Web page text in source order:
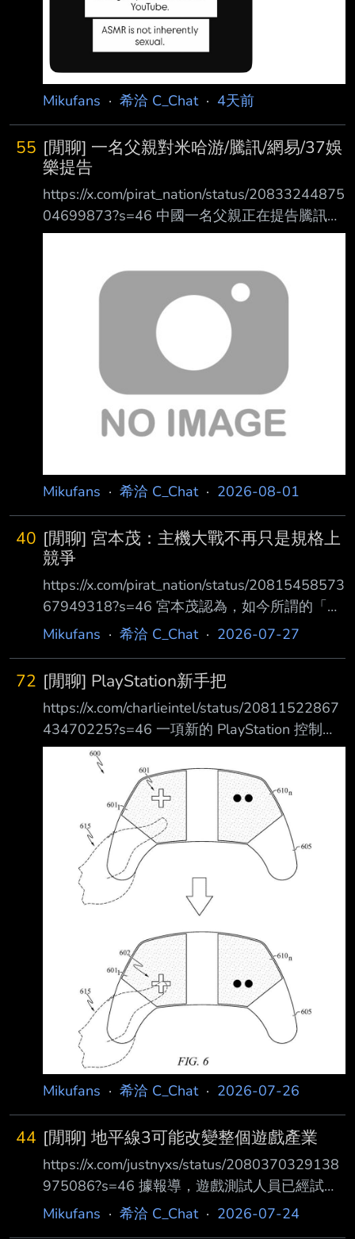
Mikufans · 希洽 C_Chat· 4天前
55 [閒聊] 一名父親對米哈游/騰訊/網易/37娛
樂提告
https://x.com/pirat_nation/status/20833244875
04699873?s=46 中國一名父親正在提告騰訊、
網易、米哈遊和三七互娛，並且只要求賠償人民
並不是為了錢，而是因為他的兒子沉迷網路遊
戲，經常玩到凌晨3、4 點，開始無法正常吃
飯，體重也大幅下降。後來，他的兒子一次服用
了18顆退燒藥，最終被 送進醫院。 這名父親指
出，未成年人仍然可以透過使用成年人的帳號或
借用他人身分證件，繞過中國嚴 格的遊戲時間
限制。 因此，他要求
Mikufans · 希洽 C_Chat· 2026-08-01
40 [閒聊] 宮本茂：主機大戰不再只是規格上
競爭
https://x.com/pirat_nation/status/20815458573
67949318?s=46 宮本茂認為，如今所謂的「主
機大戰」其實已經不再只是規格上的競爭。 這
表示，現在大多數玩家在選擇遊戲主機時 ，已
經不會單純只看效能是否更強，或畫面是否更
好。 相較之下，玩家更重視的是這台主機能玩
到哪些遊戲，以及它是否能帶來有趣的遊玩體
驗。 自 Nintendo DS 與 Wii 時代開始，任天堂
便把更多重心放在遊戲玩法與獨佔作品上，而不
Mikufans · 希洽 C_Chat· 2026-07-27
72 [閒聊] PlayStation新手把
https://x.com/charlieintel/status/20811522867
43470225?s=46 一項新的 PlayStation 控制器
專利展示了一款完全沒有實體按鍵的控制器。
這款控制器將採用數位按鍵，讓玩家可以自行選
擇並調整各個按鍵在控制器上的位置。
https://i.imgur.com/dok4Ndd.jpeg 上禮拜才通過
一項新專利 https://reurl.cc/1lolaY --
Mikufans · 希洽 C_Chat· 2026-07-26
44 [閒聊] 地平線3可能改變整個遊戲產業
https://x.com/justnyxs/status/2080370329138
975086?s=46 據報導，遊戲測試人員已經試玩
了《地平線 3》的最終版本，並對其驚人的完成
Mikufans · 希洽 C_Chat· 2026-07-24